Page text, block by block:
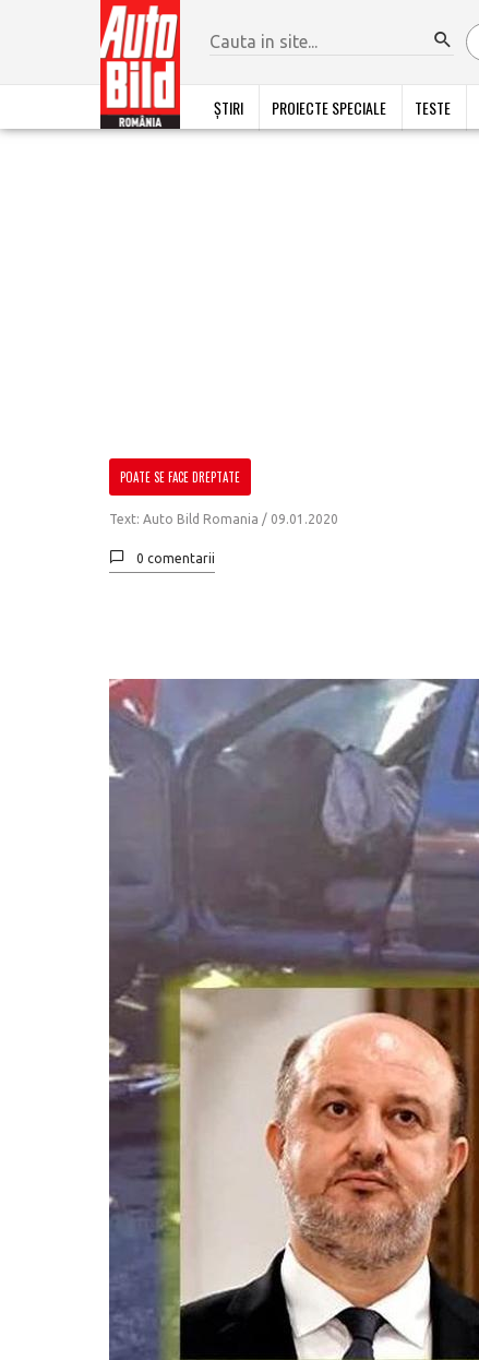
ȘTIRI PROIECTE SPECIALE TESTE
POATE SE FACE DREPTATE
Text: Auto Bild Romania / 09.01.2020
0 comentarii